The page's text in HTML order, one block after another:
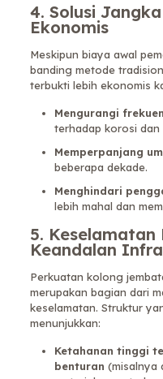
4. Solusi
Ekonomis
Meskipun biaya awal
banding metode
terbukti lebih ekonomis
Mengurangi
terhadap korosi dan
Memperpanjang
beberapa dekade.
Menghindari
lebih mahal dan
5. Keselamatan
Keandalan
Perkuatan kolong
merupakan bagian dari
keselamatan. Struktur
menunjukkan:
Ketahanan tinggi
benturan (misalnya